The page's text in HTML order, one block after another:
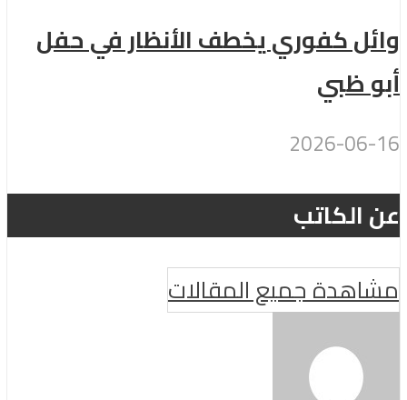
وائل كفوري يخطف الأنظار في حفل
أبو ظبي
2026-06-16
عن الكاتب
مشاهدة جميع المقالات